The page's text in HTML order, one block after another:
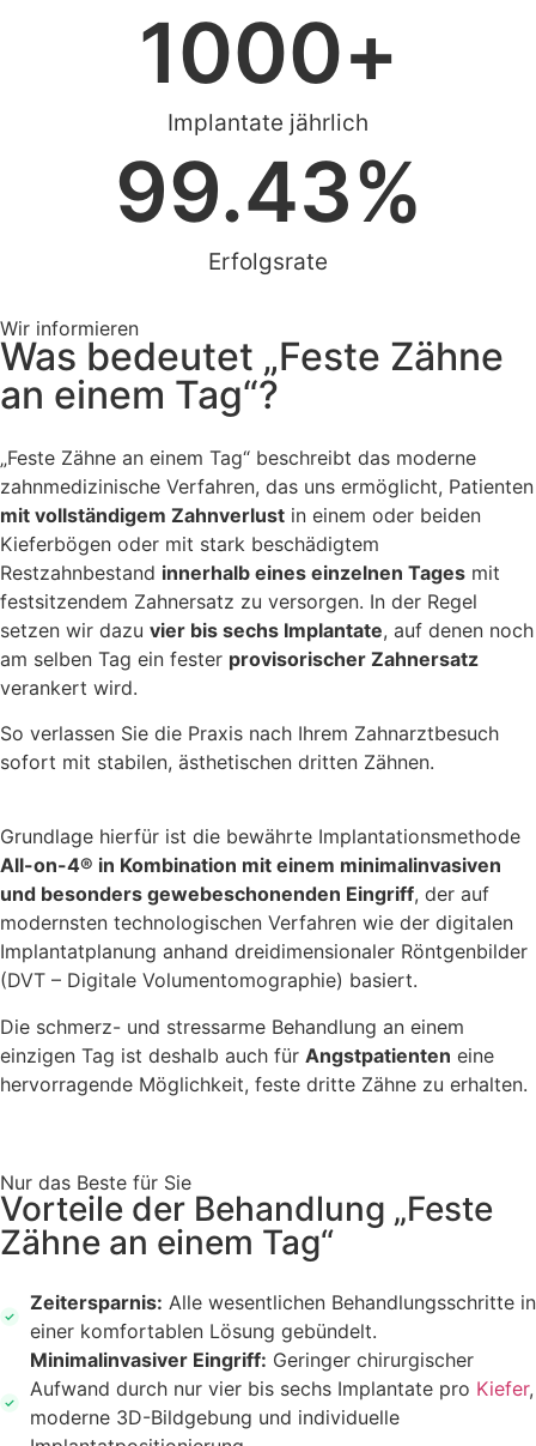
Implantate jährlich
1000+
Erfolgsrate
99.43%
Wir informieren
Was bedeutet „Feste Zähne
an einem Tag“?
„Feste Zähne an einem Tag“ beschreibt das moderne
zahnmedizinische Verfahren, das uns ermöglicht, Patienten
mit vollständigem Zahnverlust in einem oder beiden
Kieferbögen oder mit stark beschädigtem
Restzahnbestand innerhalb eines einzelnen Tages mit
festsitzendem Zahnersatz zu versorgen. In der Regel
setzen wir dazu vier bis sechs Implantate, auf denen noch
am selben Tag ein fester provisorischer Zahnersatz
verankert wird.
So verlassen Sie die Praxis nach Ihrem Zahnarztbesuch
sofort mit stabilen, ästhetischen dritten Zähnen.
Grundlage hierfür ist die bewährte Implantationsmethode
All-on-4® in Kombination mit einem minimalinvasiven
und besonders gewebeschonenden Eingriff, der auf
modernsten technologischen Verfahren wie der digitalen
Implantatplanung anhand dreidimensionaler Röntgenbilder
(DVT – Digitale Volumentomographie) basiert.
Die schmerz- und stressarme Behandlung an einem
einzigen Tag ist deshalb auch für Angstpatienten eine
hervorragende Möglichkeit, feste dritte Zähne zu erhalten.
Nur das Beste für Sie
Vorteile der Behandlung „Feste
Zähne an einem Tag“
Zeitersparnis: Alle wesentlichen Behandlungsschritte in
einer komfortablen Lösung gebündelt.
Minimalinvasiver Eingriff: Geringer chirurgischer
Aufwand durch nur vier bis sechs Implantate pro Kiefer,
moderne 3D-Bildgebung und individuelle